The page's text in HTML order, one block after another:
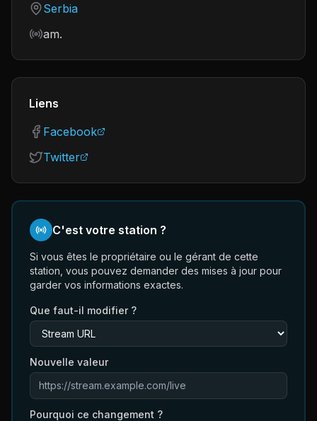
Country
Serbia
Frequency
am.
Liens
Facebook
Twitter
C'est votre station ?
Si vous êtes le propriétaire ou le gérant de cette
station, vous pouvez demander des mises à jour pour
garder vos informations exactes.
Que faut-il modifier ?
Nouvelle valeur
Pourquoi ce changement ?